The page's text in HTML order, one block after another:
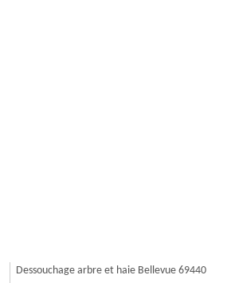
Dessouchage arbre et haie Bellevue 69440